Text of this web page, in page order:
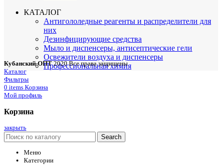
КАТАЛОГ
Антигололедные реагенты и распределители для
них
Дезинфицирующие средства
Мыло и диспенсеры, антисептические гели
Освежители воздуха и диспенсеры
Профессиональная химия
Кубанский-ОПТ 2020 Все права защищены
Каталог
Фильтры
0 items Корзина
Мой профиль
Корзина
закрыть
Search
Меню
Категории